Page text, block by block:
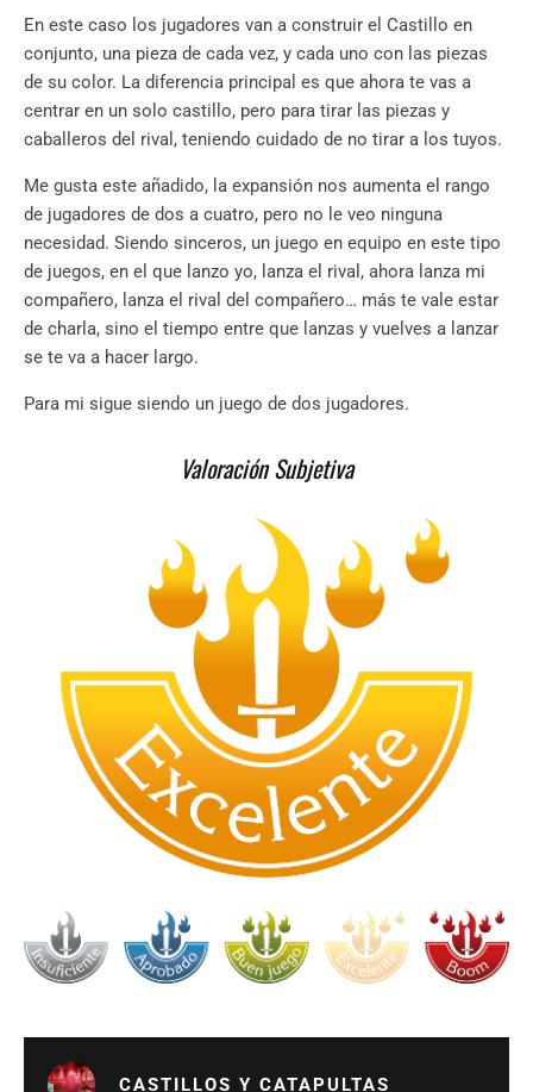
En este caso los jugadores van a construir el Castillo en
conjunto, una pieza de cada vez, y cada uno con las piezas
de su color. La diferencia principal es que ahora te vas a
centrar en un solo castillo, pero para tirar las piezas y
caballeros del rival, teniendo cuidado de no tirar a los tuyos.
Me gusta este añadido, la expansión nos aumenta el rango
de jugadores de dos a cuatro, pero no le veo ninguna
necesidad. Siendo sinceros, un juego en equipo en este tipo
de juegos, en el que lanzo yo, lanza el rival, ahora lanza mi
compañero, lanza el rival del compañero… más te vale estar
de charla, sino el tiempo entre que lanzas y vuelves a lanzar
se te va a hacer largo.
Para mi sigue siendo un juego de dos jugadores.
Valoración Subjetiva
CASTILLOS Y CATAPULTAS